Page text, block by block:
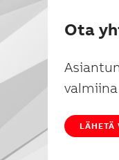
Ota
LÄHETÄ